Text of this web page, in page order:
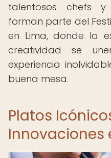
talentosos chefs y
forman parte del
en Lima, donde la
creatividad se
experiencia
buena mesa.
Platos
Innovaciones